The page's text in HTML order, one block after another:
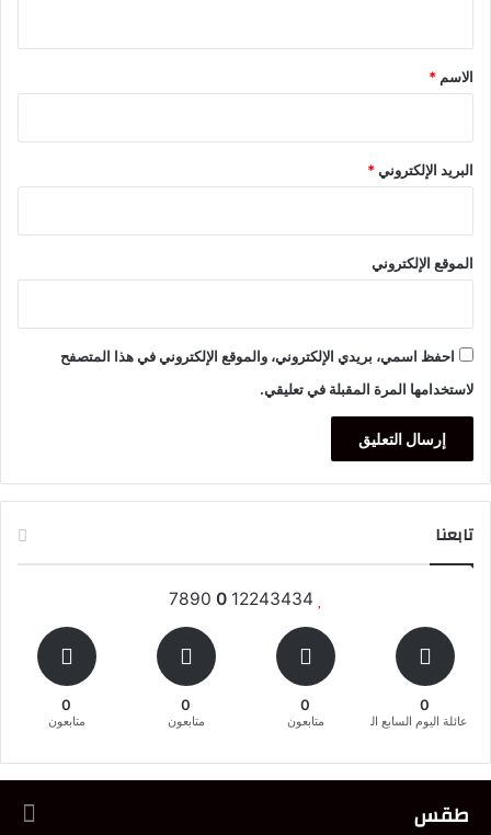
*
الاسم *
البريد الإلكتروني*
الموقع الإلكتروني
احفظ اسمي، بريدي الإلكتروني، والموقع الإلكتروني في هذا المتصفح
لاستخدامها المرة المقبلة في تعليقي.
تابعنا
12243434
0
0
عائلة اليوم السابع المغربية
0
متابعون
0
متابعون
0
متابعون
طقس